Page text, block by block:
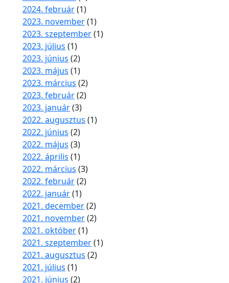
2024. február(1)
2023. november(1)
2023. szeptember(1)
2023. július (1)
2023. június (2)
2023. május (1)
2023. március (2)
2023. február(2)
2023. január(3)
2022. augusztus (1)
2022. június (2)
2022. május (3)
2022. április (1)
2022. március (3)
2022. február(2)
2022. január(1)
2021. december(2)
2021. november(2)
2021. október(1)
2021. szeptember(1)
2021. augusztus (2)
2021. július (1)
2021. június (2)